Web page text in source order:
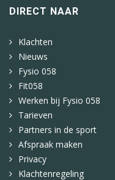
DIRECT NAAR
Klachten
Nieuws
Fysio 058
Fit058
Werken bij Fysio 058
Tarieven
Partners in de sport
Afspraak maken
Privacy
Klachtenregeling